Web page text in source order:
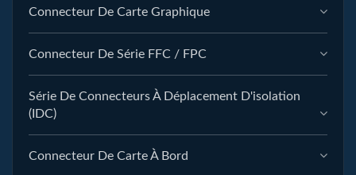
Connecteur De Carte Graphique
Connecteur De Série FFC / FPC
Série De Connecteurs À Déplacement D'isolation
(IDC)
Connecteur De Carte À Bord